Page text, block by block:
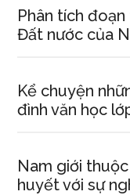
Phân tích
Đất nước của
Kể chuyện
đình văn học
Nam giới
huyết với sự